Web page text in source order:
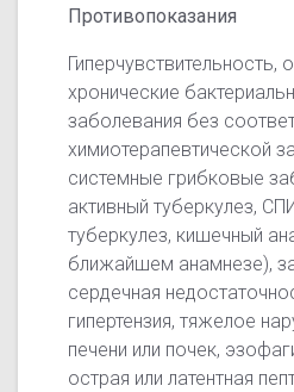
Противопоказания
Гиперчувствительность,
хронические
заболевания без
химиотерапевтической
системные грибковые
активный туберкулез,
туберкулез, кишечный
ближайшем анамнезе),
сердечная
гипертензия, тяжелое
печени или почек,
острая или латентная